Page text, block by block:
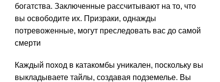
богатства. Заключенные рассчитывают на то, что
вы освободите их. Призраки, однажды
потревоженные, могут преследовать вас до самой
смерти
Каждый поход в катакомбы уникален, поскольку вы
выкладываете тайлы, создавая подземелье. Вы